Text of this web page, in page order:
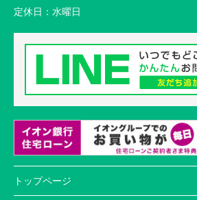
定休日： 水曜日
トップページ